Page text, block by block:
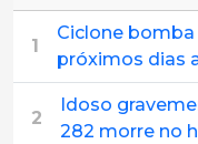
1
Ciclone
próximos dias
2
Idoso
282 morre no